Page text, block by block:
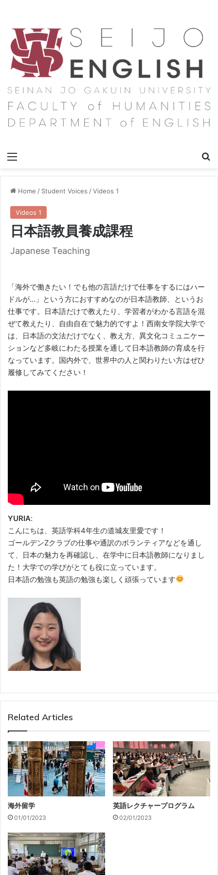
Menu
Home / Student Voices /Videos 1
Videos 1
日本語教員養成課程
Japanese Teaching
「海外で働きたい！でも他の言語だけで仕事をするにはハー
ドルが…」という方におすすめなのが日本語教師、というお
仕事です。日本語だけで教えたり、学習者がわかる言語を混
ぜて教えたり、自由自在で魅力的ですよ！西南女学院大学で
は、日本語の文法だけでなく、教え方、異文化コミュニケー
ションなど多岐にわたる授業を通して日本語教師の育成を行
なっています。国内外で、世界中の人と関わりたい方はぜひ
履修してみてください！
YURIA:
こんにちは、英語学科4年生の道城友里愛です！
ゴールデンZクラブの仕事や通訳のボランティアなどを通し
て、日本の魅力を再確認し、在学中に日本語教師になりまし
た！大学での学びがとても役に立っています。
日本語の勉強も英語の勉強も楽しく頑張っています
Related Articles
海外留学
01/01/2023
英語レクチャープログラム
02/01/2023